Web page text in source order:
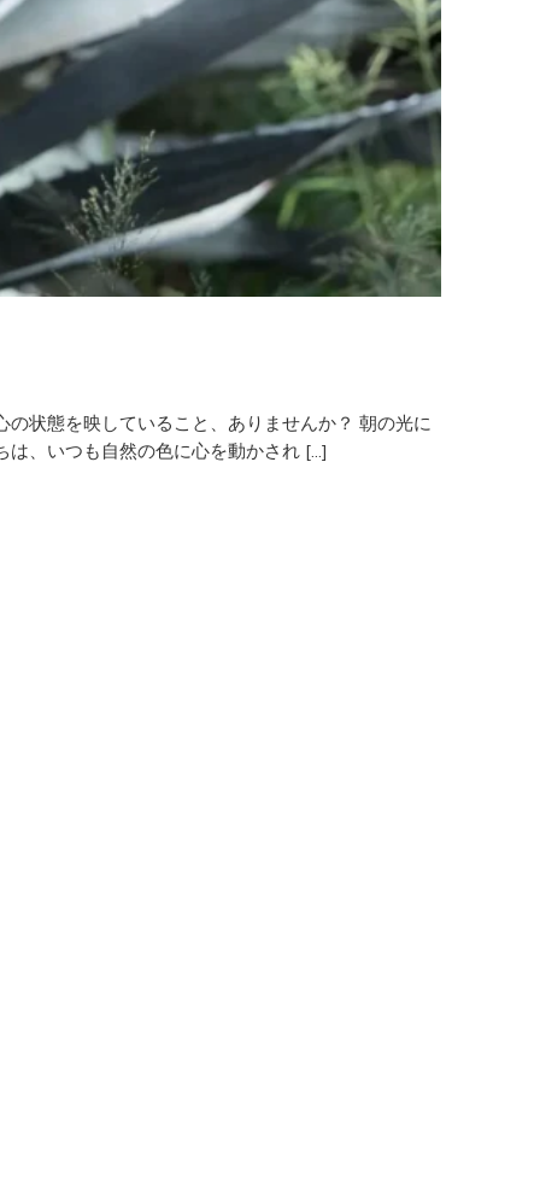
状態を映していること、ありませんか？ 朝の光に
、いつも自然の色に心を動かされ […]